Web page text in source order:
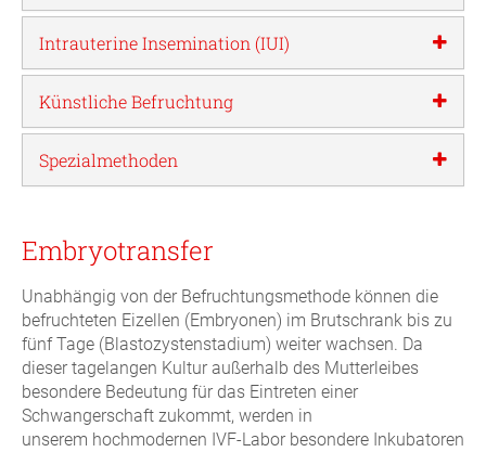
Intrauterine Insemination (IUI)
Künstliche Befruchtung
Spezialmethoden
Embryotransfer
Unabhängig von der Befruchtungsmethode können die
befruchteten Eizellen (Embryonen) im Brutschrank bis zu
fünf Tage (Blastozystenstadium) weiter wachsen. Da
dieser tagelangen Kultur außerhalb des Mutterleibes
besondere Bedeutung für das Eintreten einer
Schwangerschaft zukommt, werden in
unserem hochmodernen IVF-Labor besondere Inkubatoren